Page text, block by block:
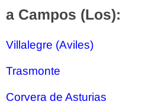
a Campos (Los):
Villalegre (Aviles)
Trasmonte
Corvera de Asturias